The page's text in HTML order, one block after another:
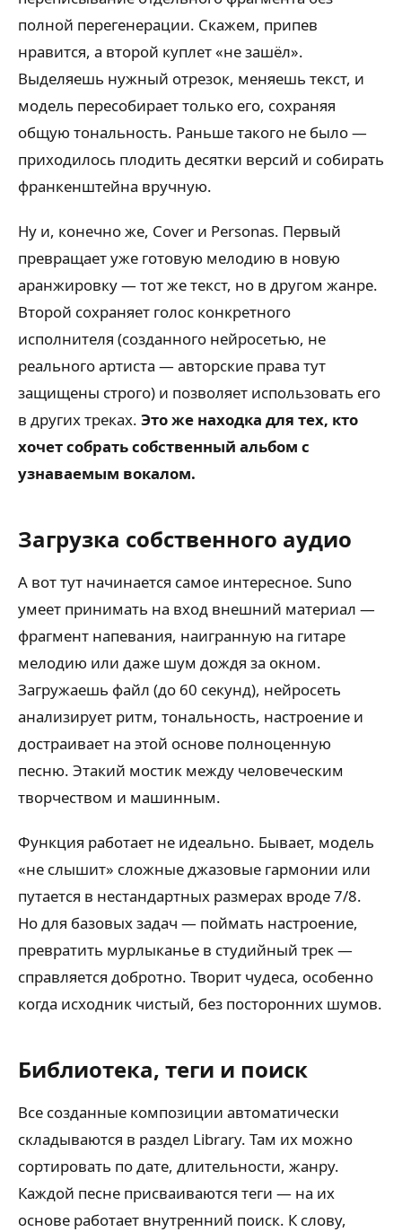
полной перегенерации. Скажем, припев
нравится, а второй куплет «не зашёл».
Выделяешь нужный отрезок, меняешь текст, и
модель пересобирает только его, сохраняя
общую тональность. Раньше такого не было —
приходилось плодить десятки версий и собирать
франкенштейна вручную.
Ну и, конечно же, Cover и Personas. Первый
превращает уже готовую мелодию в новую
аранжировку — тот же текст, но в другом жанре.
Второй сохраняет голос конкретного
исполнителя (созданного нейросетью, не
реального артиста — авторские права тут
защищены строго) и позволяет использовать его
в других треках. Это же находка для тех, кто
хочет собрать собственный альбом с
узнаваемым вокалом.
Загрузка собственного аудио
А вот тут начинается самое интересное. Suno
умеет принимать на вход внешний материал —
фрагмент напевания, наигранную на гитаре
мелодию или даже шум дождя за окном.
Загружаешь файл (до 60 секунд), нейросеть
анализирует ритм, тональность, настроение и
достраивает на этой основе полноценную
песню. Этакий мостик между человеческим
творчеством и машинным.
Функция работает не идеально. Бывает, модель
«не слышит» сложные джазовые гармонии или
путается в нестандартных размерах вроде 7/8.
Но для базовых задач — поймать настроение,
превратить мурлыканье в студийный трек —
справляется добротно. Творит чудеса, особенно
когда исходник чистый, без посторонних шумов.
Библиотека, теги и поиск
Все созданные композиции автоматически
складываются в раздел Library. Там их можно
сортировать по дате, длительности, жанру.
Каждой песне присваиваются теги — на их
основе работает внутренний поиск. К слову,